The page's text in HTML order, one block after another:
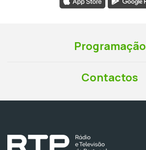
Programação
Contactos